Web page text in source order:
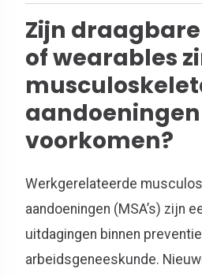
Zijn
of wearables
voorkomen?
Werkgerelateerde
aandoeningen (MSA’s) zijn
uitdagingen binnen
arbeidsgeneeskunde.